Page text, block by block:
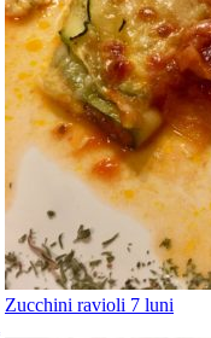
Zucchini ravioli 7 luni